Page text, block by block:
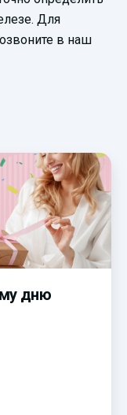
Для
в наш
дню